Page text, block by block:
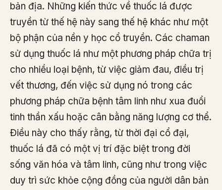
bản địa. Những kiến thức về thuốc lá được
truyền từ thế hệ này sang thế hệ khác như một
bộ phận của nền y học cổ truyền. Các chaman
sử dụng thuốc lá như một phương pháp chữa trị
cho nhiều loại bệnh, từ việc giảm đau, điều trị
vết thương, đến việc sử dụng nó trong các
phương pháp chữa bệnh tâm linh như xua đuổi
tinh thần xấu hoặc cân bằng năng lượng cơ thể.
Điều này cho thấy rằng, từ thời đại cổ đại,
thuốc lá đã có một vị trí đặc biệt trong đời
sống văn hóa và tâm linh, cũng như trong việc
duy trì sức khỏe cộng đồng của người dân bản